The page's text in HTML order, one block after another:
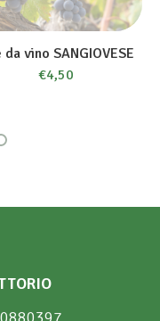
da vino SANGIOVESE
€4,50